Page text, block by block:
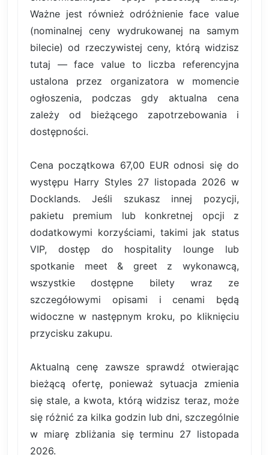
Ważne jest również odróżnienie face value
(nominalnej ceny wydrukowanej na samym
bilecie) od rzeczywistej ceny, którą widzisz
tutaj — face value to liczba referencyjna
ustalona przez organizatora w momencie
ogłoszenia, podczas gdy aktualna cena
zależy od bieżącego zapotrzebowania i
dostępności.
Cena początkowa 67,00 EUR odnosi się do
występu Harry Styles 27 listopada 2026 w
Docklands. Jeśli szukasz innej pozycji,
pakietu premium lub konkretnej opcji z
dodatkowymi korzyściami, takimi jak status
VIP, dostęp do hospitality lounge lub
spotkanie meet & greet z wykonawcą,
wszystkie dostępne bilety wraz ze
szczegółowymi opisami i cenami będą
widoczne w następnym kroku, po kliknięciu
przycisku zakupu.
Aktualną cenę zawsze sprawdź otwierając
bieżącą ofertę, ponieważ sytuacja zmienia
się stale, a kwota, którą widzisz teraz, może
się różnić za kilka godzin lub dni, szczególnie
w miarę zbliżania się terminu 27 listopada
2026.